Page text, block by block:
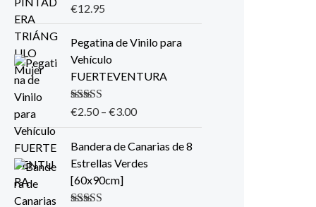
Valorado con
€12.95
Pegatina de Vinilo para
Vehículo
FUERTEVENTURA
Valorado con
€2.50– €3.00
Bandera de Canarias de 8
Estrellas Verdes
[60x90cm]